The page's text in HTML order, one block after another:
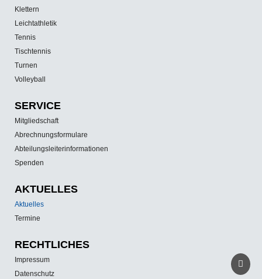
Klettern
Leichtathletik
Tennis
Tischtennis
Turnen
Volleyball
SERVICE
Mitgliedschaft
Abrechnungsformulare
Abteilungsleiterinformationen
Spenden
AKTUELLES
Aktuelles
Termine
RECHTLICHES
Impressum
Datenschutz